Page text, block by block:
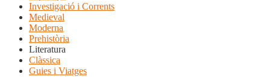
Investigació i Corrents
Medieval
Moderna
Prehistòria
Literatura
Clàssica
Guies i Viatges